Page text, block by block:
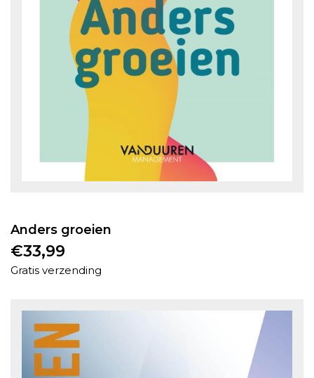
Anders groeien
€33,99
Gratis verzending